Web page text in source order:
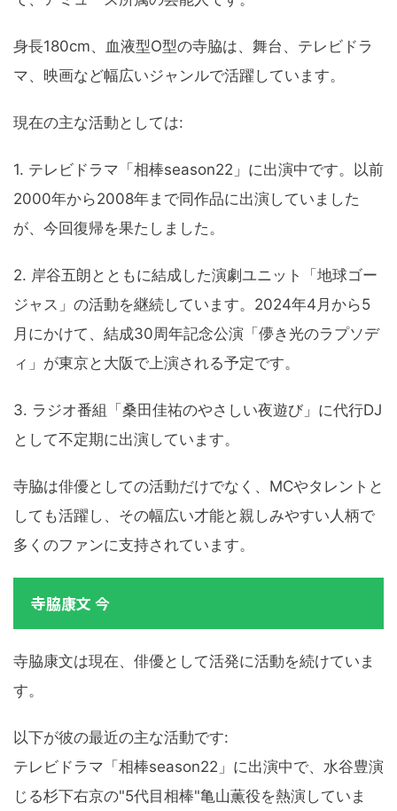
身長180cm、血液型O型の寺脇は、舞台、テレビドラ
マ、映画など幅広いジャンルで活躍しています。
現在の主な活動としては:
1. テレビドラマ「相棒season22」に出演中です。以前
2000年から2008年まで同作品に出演していました
が、今回復帰を果たしました。
2. 岸谷五朗とともに結成した演劇ユニット「地球ゴー
ジャス」の活動を継続しています。2024年4月から5
月にかけて、結成30周年記念公演「儚き光のラプソデ
ィ」が東京と大阪で上演される予定です。
3. ラジオ番組「桑田佳祐のやさしい夜遊び」に代行DJ
として不定期に出演しています。
寺脇は俳優としての活動だけでなく、MCやタレントと
しても活躍し、その幅広い才能と親しみやすい人柄で
多くのファンに支持されています。
寺脇康文 今
寺脇康文は現在、俳優として活発に活動を続けていま
す。
以下が彼の最近の主な活動です:
テレビドラマ「相棒season22」に出演中で、水谷豊演
じる杉下右京の"5代目相棒"亀山薫役を熱演していま